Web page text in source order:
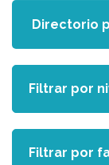
Filtrar por
Filtrar por